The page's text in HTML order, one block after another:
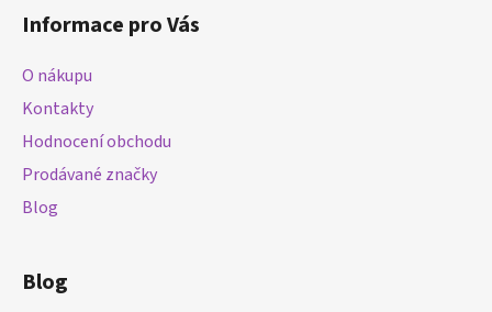
Informace pro Vás
O nákupu
Kontakty
Hodnocení obchodu
Prodávané značky
Blog
Blog